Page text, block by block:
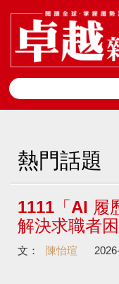
熱門話題
1111「AI
解決求職者
文： 陳怡瑄